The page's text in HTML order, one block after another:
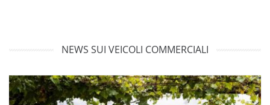
NEWS SUI VEICOLI COMMERCIALI